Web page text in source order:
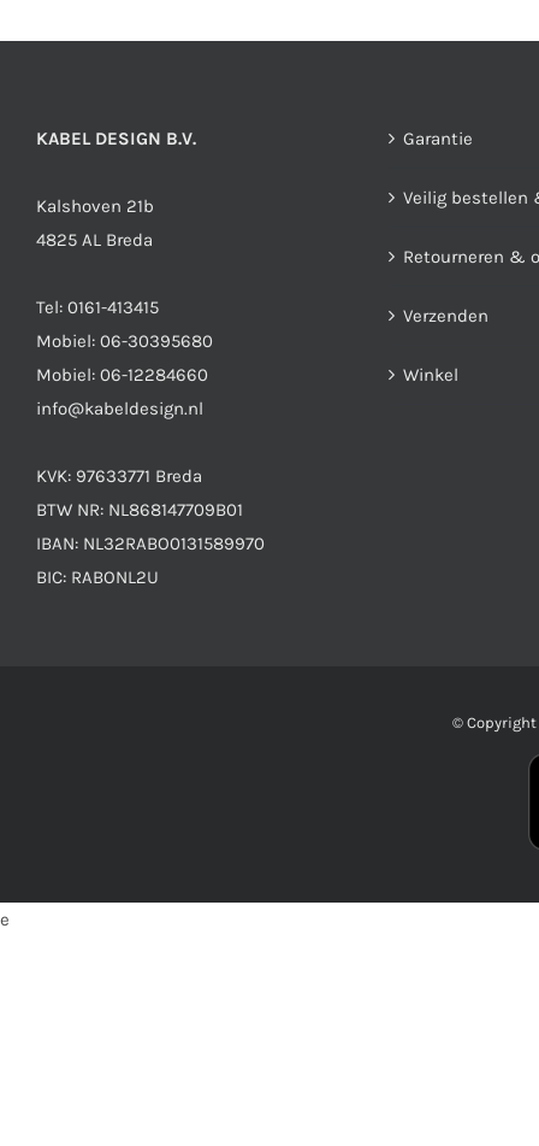
KABEL DESIGN B.V.
Kalshoven 21b
4825 AL Breda
Tel: 0161-413415
Mobiel: 06-30395680
Mobiel: 06-12284660
info@kabeldesign.nl
KVK: 97633771 Breda
BTW NR: NL868147709B01
IBAN: NL32RABO0131589970
BIC: RABONL2U
Garantie
Veilig bestellen
Retourneren &
Verzenden
Winkel
© Copyright
e